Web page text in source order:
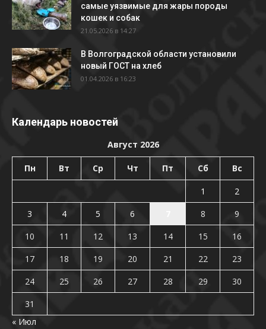
самые уязвимые для жары породы
кошек и собак
21.05.2026 в 14:27
В Волгоградской области установили
новый ГОСТ на хлеб
01.04.2026 в 16:23
Календарь новостей
Август 2026
Пн Вт Ср Чт Пт Сб Вс
1
2
3
4 5 6 8
9
10
11 12 13 14 15
16
17
18 19 20 21 22
23
24
25 26 27 28 29
30
31
« Июл